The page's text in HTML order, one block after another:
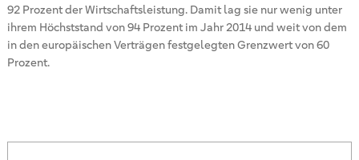
92 Prozent der Wirtschaftsleistung. Damit lag sie nur wenig unter
ihrem Höchststand von 94 Prozent im Jahr 2014 und weit von dem
in den europäischen Verträgen festgelegten Grenzwert von 60
Prozent.